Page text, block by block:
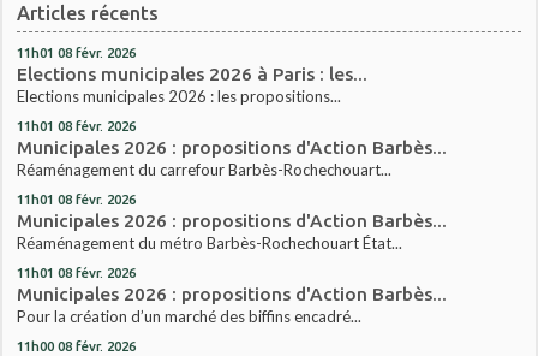
Articles récents
11h01 08 févr. 2026
Elections municipales 2026 à Paris : les...
Elections municipales 2026 : les propositions...
11h01 08 févr. 2026
Municipales 2026 : propositions d'Action Barbès...
Réaménagement du carrefour Barbès-Rochechouart...
11h01 08 févr. 2026
Municipales 2026 : propositions d'Action Barbès...
Réaménagement du métro Barbès-Rochechouart État...
11h01 08 févr. 2026
Municipales 2026 : propositions d'Action Barbès...
Pour la création d’un marché des biffins encadré...
11h00 08 févr. 2026